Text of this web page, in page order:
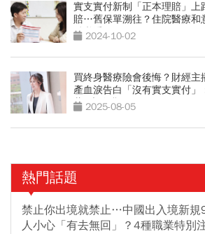
實支實付新制「正本理賠」上
賠…舊保單溯往？住院醫療和
點必看
2024-10-02
買終身醫療險會後悔？財經主
產血淚告白「沒有實支實付
藏5大陷阱
2025-08-05
熱門話題
禁止你出境就禁止…中國出入境新
人小心「有去無回」？4種職業特別